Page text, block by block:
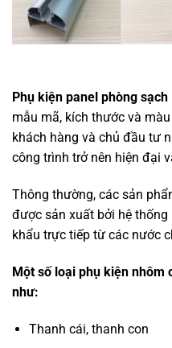
Phụ kiện panel phòng sạch
mẫu mã, kích thước và
khách hàng và chủ đầu tư
công trình trở nên hiện đại
Thông thường, các sản
được sản xuất bởi hệ
khẩu trực tiếp từ các nước
Một số loại phụ kiện nhôm
như:
Thanh cái, thanh con